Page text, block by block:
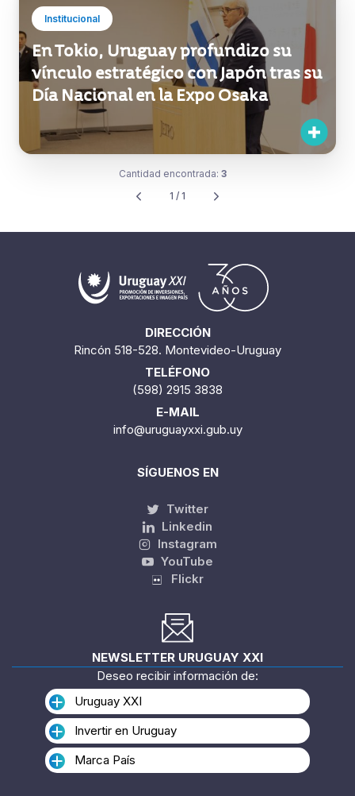
Institucional
En Tokio, Uruguay profundizo su
vínculo estratégico con Japón tras su
Día Nacional en la Expo Osaka
Cantidad encontrada: 3
1 / 1
DIRECCIÓN
Rincón 518-528. Montevideo-Uruguay
TELÉFONO
(598) 2915 3838
E-MAIL
info@uruguayxxi.gub.uy
SÍGUENOS EN
Twitter
Linkedin
Instagram
YouTube
Flickr
NEWSLETTER URUGUAY XXI
Deseo recibir información de:
Uruguay XXI
Invertir en Uruguay
Marca País